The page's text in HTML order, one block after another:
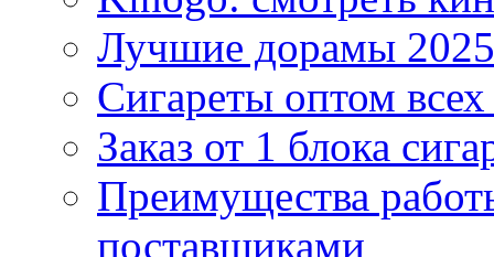
Лучшие дорамы
Сигареты оптом
Заказ от 1 блока
Преимущества
поставщиками